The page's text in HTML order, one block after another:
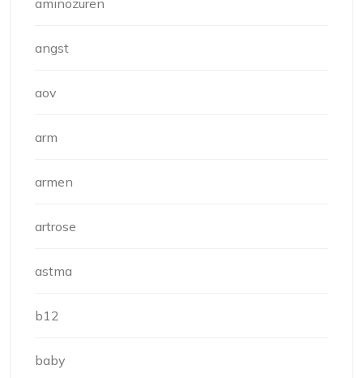
angst
aov
arm
armen
artrose
astma
b12
baby